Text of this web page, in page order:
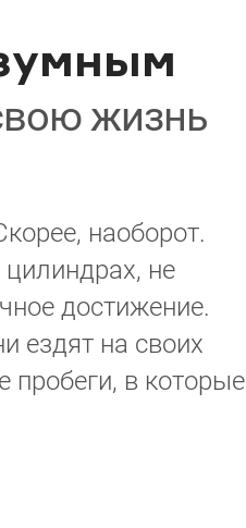
жизнь
наоборот.
не
достижение.
ездят на своих
пробеги, в которые